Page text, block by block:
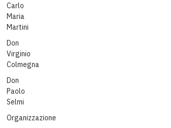
Carlo
Maria
Martini
Don
Virginio
Colmegna
Don
Paolo
Selmi
Organizzazione